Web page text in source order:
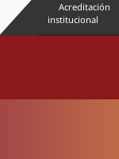
Acreditación
institucional